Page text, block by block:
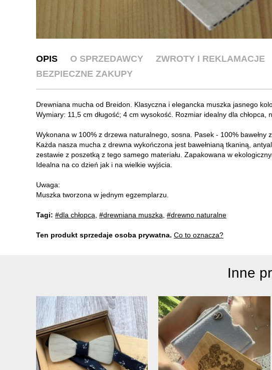
OPIS O SPRZEDAWCY ZWROTY I REKLAMACJE
BEZPIECZNE ZAKUPY
Drewniana mucha od Breidon. Klasyczna i elegancka muszka jasnego
Wymiary: 11,5 cm długość; 4 cm wysokość. Rozmiar idealny dla chłopca,
Wykonana w 100% z drzewa naturalnego, sosna. Pasek - 100% bawełny
Każda nasza mucha z drewna wykończona jest bawełnianą tkaniną,
zestawie z poszetką z tego samego materiału. Zapakowana w
Idealna na co dzień jak i na wielkie wyjścia.
Uwaga:
Muszka tworzona w jednym egzemplarzu.
Tagi: #dla chłopca #drewniana muszka #drewno naturalne
Ten produkt sprzedaje osoba prywatna. Co to oznacza?
Inne